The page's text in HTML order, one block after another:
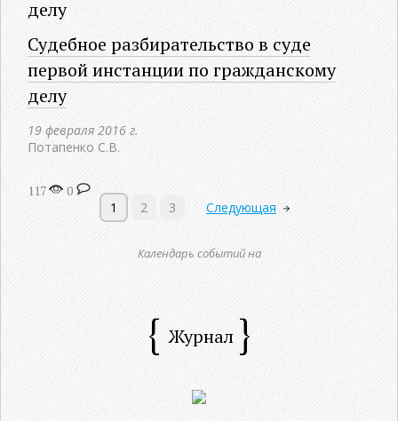
Судебное разбирательство в суде
первой инстанции по гражданскому
делу
19 февраля 2016 г.
Потапенко С.В.
117
0
1
2 3 Следующая
Календарь событий на
Журнал